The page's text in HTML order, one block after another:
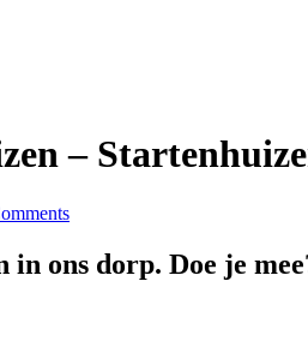
–
in ons dorp. Doe je